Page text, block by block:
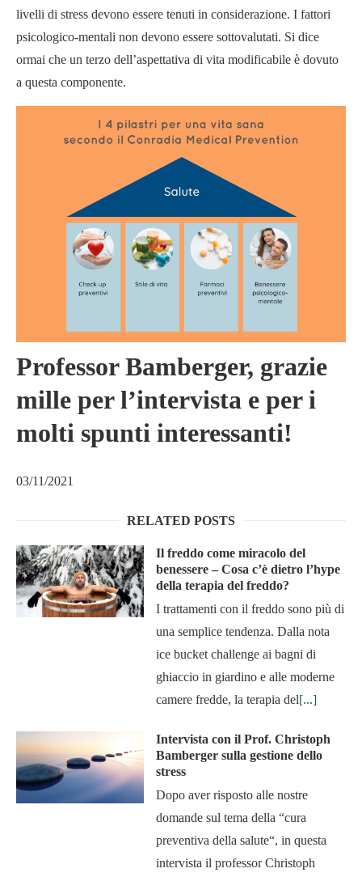
livelli di stress devono essere tenuti in considerazione. I fattori
psicologico-mentali non devono essere sottovalutati. Si dice
ormai che un terzo dell’aspettativa di vita modificabile è dovuto
a questa componente.
Professor Bamberger, grazie
mille per l’intervista e per i
molti spunti interessanti!
03/11/2021
RELATED POSTS
Il freddo come miracolo del
benessere – Cosa c’è dietro l’hype
della terapia del freddo?
I trattamenti con il freddo sono più di
una semplice tendenza. Dalla nota
ice bucket challenge ai bagni di
ghiaccio in giardino e alle moderne
camere fredde, la terapia del[...]
Intervista con il Prof. Christoph
Bamberger sulla gestione dello
stress
Dopo aver risposto alle nostre
domande sul tema della “cura
preventiva della salute“, in questa
intervista il professor Christoph